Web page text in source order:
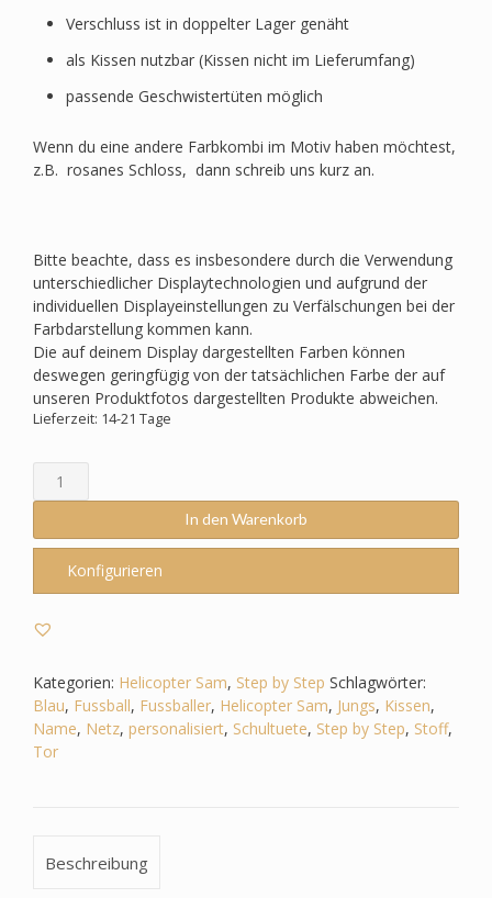
Verschluss ist in doppelter Lager genäht
als Kissen nutzbar (Kissen nicht im Lieferumfang)
passende Geschwistertüten möglich
Wenn du eine andere Farbkombi im Motiv haben möchtest,
z.B. rosanes Schloss, dann schreib uns kurz an.
Bitte beachte, dass es insbesondere durch die Verwendung
unterschiedlicher Displaytechnologien und aufgrund der
individuellen Displayeinstellungen zu Verfälschungen bei der
Farbdarstellung kommen kann.
Die auf deinem Display dargestellten Farben können
deswegen geringfügig von der tatsächlichen Farbe der auf
unseren Produktfotos dargestellten Produkte abweichen.
Lieferzeit: 14-21 Tage
Schultüte
passend
Step
Step
Helicopter
-
Fußball,
Fussball,
Fussballer,
In den Warenkorb
Konfigurieren
Kategorien: Helicopter Sam, Step by Step Schlagwörter:
Blau, Fussball, Fussballer, Helicopter Sam, Jungs, Kissen,
Name, Netz, personalisiert, Schultuete, Step by Step, Stoff,
Tor
Beschreibung